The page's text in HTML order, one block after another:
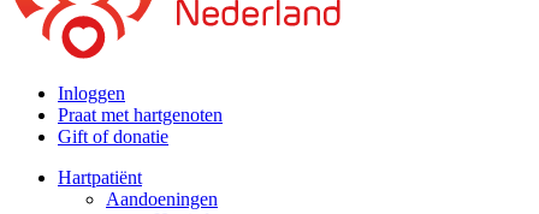
Inloggen
Praat met hartgenoten
Gift of donatie
Hartpatiënt
Aandoeningen